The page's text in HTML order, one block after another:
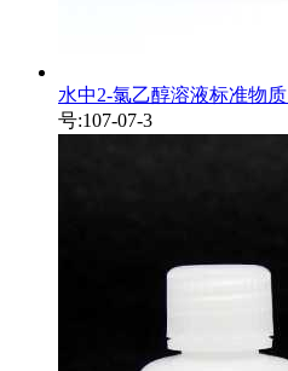
水中2-氯乙醇溶液标准物质
号:107-07-3